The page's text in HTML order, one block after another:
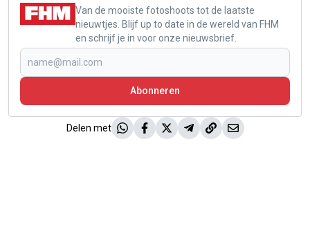
Van de mooiste fotoshoots tot de laatste
nieuwtjes. Blijf up to date in de wereld van FHM
en schrijf je in voor onze nieuwsbrief.
Abonneren
Delen met